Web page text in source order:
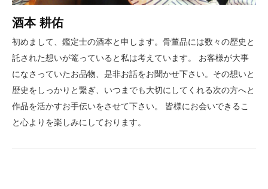
酒本 耕佑
初めまして、鑑定士の酒本と申します。骨董品には数々の歴史と
託された想いが篭っていると私は考えています。 お客様が大事
になさっていたお品物、是非お話をお聞かせ下さい。その想いと
歴史をしっかりと繋ぎ、いつまでも大切にしてくれる次の方へと
作品を活かすお手伝いをさせて下さい。 皆様にお会いできるこ
と心よりを楽しみにしております。